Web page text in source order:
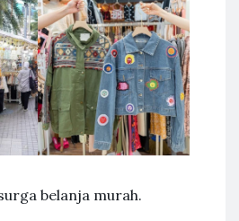
belanja murah.